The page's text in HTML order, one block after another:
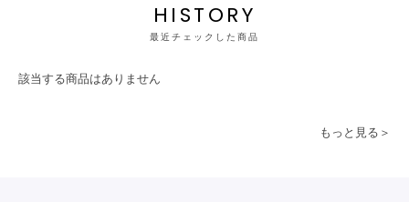
HISTORY
最近チェックした商品
該当する商品はありません
もっと見る＞